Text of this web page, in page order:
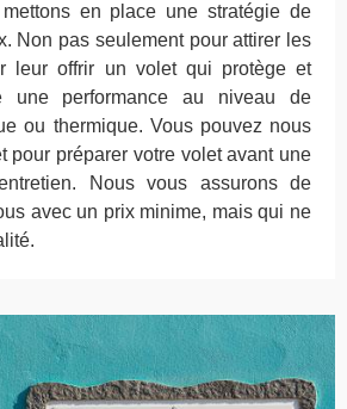
en place une stratégie de
Non pas seulement pour attirer les
leur offrir un volet qui protège et
une performance au niveau de
ou thermique. Vous pouvez nous
pour préparer votre volet avant une
Nous vous assurons de
avec un prix minime, mais qui ne